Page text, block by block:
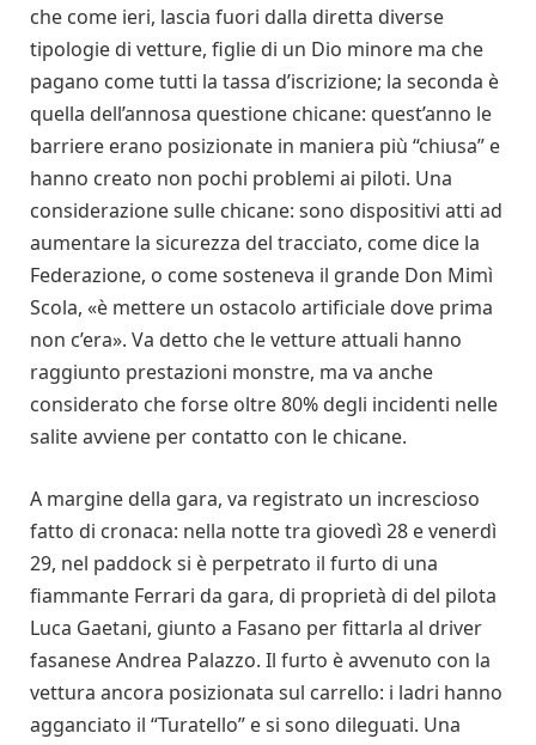
che come ieri, lascia fuori dalla diretta diverse
tipologie di vetture, figlie di un Dio minore ma che
pagano come tutti la tassa d’iscrizione; la seconda è
quella dell’annosa questione chicane: quest’anno le
barriere erano posizionate in maniera più “chiusa” e
hanno creato non pochi problemi ai piloti. Una
considerazione sulle chicane: sono dispositivi atti ad
aumentare la sicurezza del tracciato, come dice la
Federazione, o come sosteneva il grande Don Mimì
Scola, «è mettere un ostacolo artificiale dove prima
non c’era». Va detto che le vetture attuali hanno
raggiunto prestazioni monstre, ma va anche
considerato che forse oltre 80% degli incidenti nelle
salite avviene per contatto con le chicane.
A margine della gara, va registrato un increscioso
fatto di cronaca: nella notte tra giovedì 28 e venerdì
29, nel paddock si è perpetrato il furto di una
fiammante Ferrari da gara, di proprietà di del pilota
Luca Gaetani, giunto a Fasano per fittarla al driver
fasanese Andrea Palazzo. Il furto è avvenuto con la
vettura ancora posizionata sul carrello: i ladri hanno
agganciato il “Turatello” e si sono dileguati. Una